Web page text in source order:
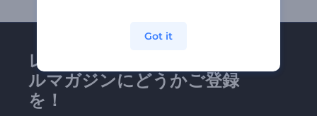
レンダーフォレストのメー
ルマガジンにどうかご登録
を！
Got it